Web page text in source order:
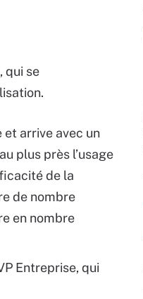
qui se
et arrive avec un
plus près l’usage
de la
de nombre
en nombre
Entreprise, qui